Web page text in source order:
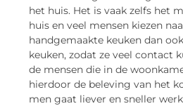
het huis. Het is vaak zelfs het
huis en veel mensen kiezen
handgemaakte keuken dan
keuken, zodat ze veel contact
de mensen die in de
hierdoor de beleving van het
men gaat liever en sneller